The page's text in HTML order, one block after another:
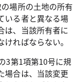
場所の土地の所有
いる者と異なる場
は、当該所有者に
ればならない。
3第1項第10号に規
場合は、当該変更